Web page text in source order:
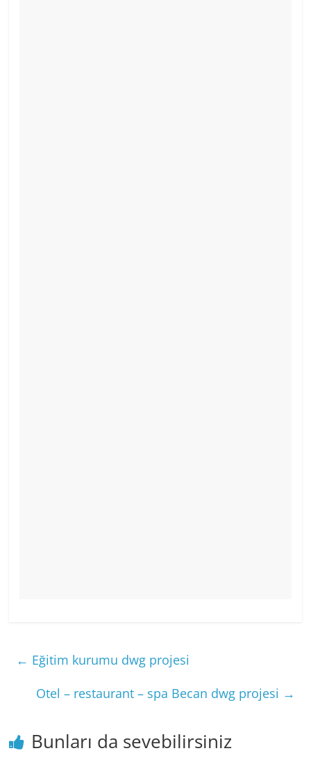
← Eğitim kurumu dwg projesi
Otel – restaurant – spa Becan dwg projesi →
Bunları da sevebilirsiniz